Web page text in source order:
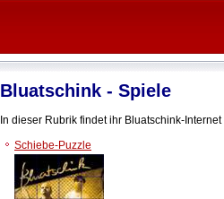
Bluatschink - Spiele
In dieser Rubrik findet ihr Bluatschink-
Schiebe-Puzzle